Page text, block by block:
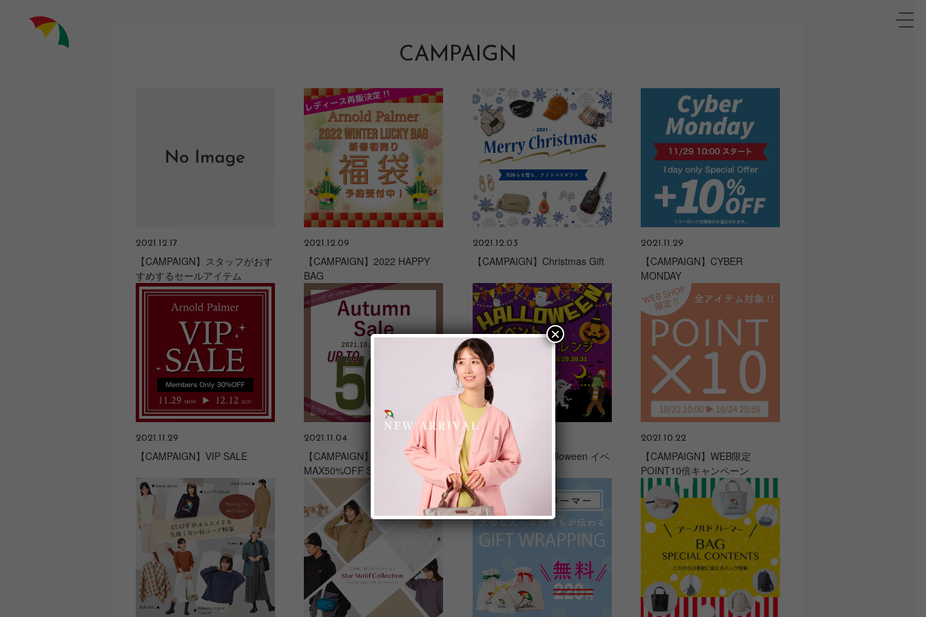
toggle
CAMPAIGN
2021.12.17
【CAMPAIGN】スタッフがおす
すめするセールアイテム
2021.12.09
【CAMPAIGN】2022 HAPPY
BAG
2021.12.03
【CAMPAIGN】Christmas Gift
2021.11.29
【CAMPAIGN】CYBER
MONDAY
2021.11.29
【CAMPAIGN】VIP SALE
2021.11.04
【CAMPAIGN】2021 Autumn
MAX50%OFF SALE
2021.10.27
【CAMPAIGN】Halloween イベ
ント【店舗限定】
2021.10.22
【CAMPAIGN】WEB限定
POINT10倍キャンペーン
×